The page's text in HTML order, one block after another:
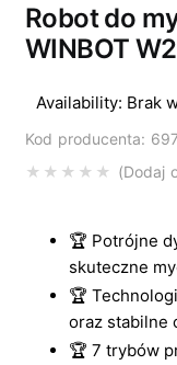
Robot do
WINBOT
Dodaj
Availability: Brak
Kod producenta:
🏆 Potrójne
skuteczne
🏆
oraz stabilne
🏆 7 trybów